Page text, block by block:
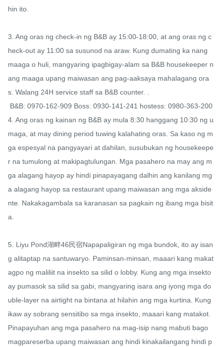
hin ito.
3. Ang oras ng check-in ng B&B ay 15:00-18:00, at ang oras ng c
heck-out ay 11:00 sa susunod na araw. Kung dumating ka nang
maaga o huli, mangyaring ipagbigay-alam sa B&B housekeeper n
ang maaga upang maiwasan ang pag-aaksaya mahalagang ora
s. Walang 24H service staff sa B&B counter. .
4. Ang oras ng kainan ng B&B ay mula 8:30 hanggang 10:30 ng u
maga, at may dining period tuwing kalahating oras. Sa kaso ng m
ga espesyal na pangyayari at dahilan, susubukan ng housekeepe
r na tumulong at makipagtulungan. Mga pasahero na may ang m
ga alagang hayop ay hindi pinapayagang dalhin ang kanilang mg
a alagang hayop sa restaurant upang maiwasan ang mga akside
nte. Nakakagambala sa karanasan sa pagkain ng ibang mga bisit
a.
5. Liyu Pond湖畔46民宿Napapaligiran ng mga bundok, ito ay isan
g alitaptap na santuwaryo. Paminsan-minsan, maaari kang makat
agpo ng maliliit na insekto sa silid o lobby. Kung ang mga insekto
ay pumasok sa silid sa gabi, mangyaring isara ang iyong mga do
uble-layer na airtight na bintana at hilahin ang mga kurtina. Kung
ikaw ay sobrang sensitibo sa mga insekto, maaari kang matakot.
Pinapayuhan ang mga pasahero na mag-isip nang mabuti bago
magpareserba upang maiwasan ang hindi kinakailangang hindi p